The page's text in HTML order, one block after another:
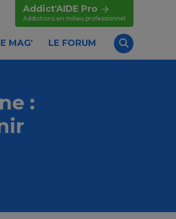
Addict'AIDE Pro
Addictions en milieu professionnel
MAG' LE FORUM
Recherche
: